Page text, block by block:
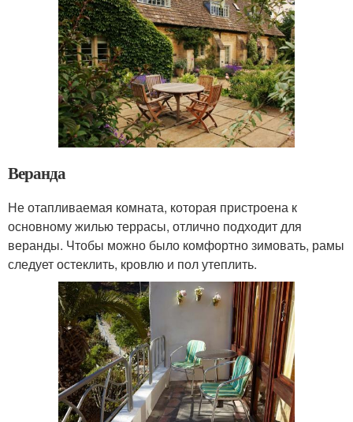
Веранда
Не отапливаемая комната, которая пристроена к
основному жилью террасы, отлично подходит для
веранды. Чтобы можно было комфортно зимовать, рамы
следует остеклить, кровлю и пол утеплить.